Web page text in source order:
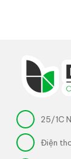
25/1C
Điện